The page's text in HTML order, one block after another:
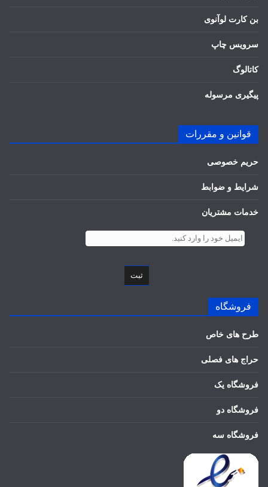
بن کارت لوآنوی
سرویس چاپ
کاتالوگ
پیگیری مرسوله
قوانین و مقررات
حریم خصوصی
شرایط و ضوابط
خدمات مشتریان
ثبت
فروشگاه
طرح های خاص
حراج های فصلی
فروشگاه یک
فروشگاه دو
فروشگاه سه